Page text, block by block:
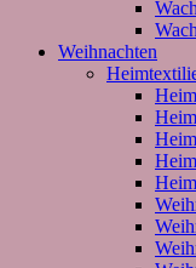
Weihnachten